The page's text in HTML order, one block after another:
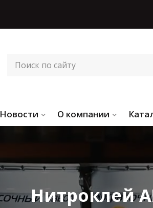
Новости О компании
Нитроклей